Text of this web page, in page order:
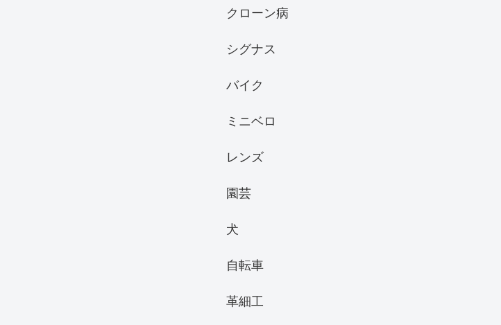
クローン病
シグナス
バイク
ミニベロ
レンズ
園芸
犬
自転車
革細工